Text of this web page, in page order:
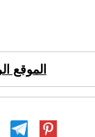
الموقع